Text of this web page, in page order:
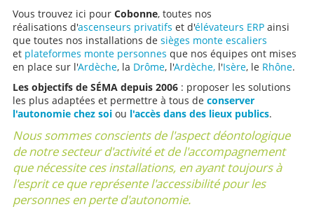
Le repose-pied, quant à lui, se replie manuellement via
un levier situé au niveau de l’assise. Lire la page Aides
et Financements Retour aux réalisations montes-
escaliers SEMA
Vous trouvez ici pour Cobonne, toutes nos
réalisations d'ascenseurs privatifs et d'élévateurs ERPainsi
que toutes nos installations de sièges monte escaliers
et plateformes monte personnes que nos équipes ont mises
en place sur l'Ardèche, la Drôme, l'Ardèche,l'Isère, le Rhône.
Les objectifs de SÉMA depuis 2006: proposer les solutions
les plus adaptées et permettre à tous de conserver
l'autonomie chez soiou l'accès dans des lieux publics.
Nous sommes conscients de l'aspect déontologique
de notre secteur d'activité et de l'accompagnement
que nécessite ces installations, en ayant toujours à
l'esprit ce que représente l'accessibilité pour les
personnes en perte d'autonomie.